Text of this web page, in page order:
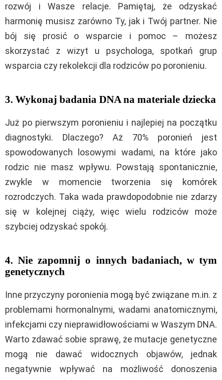
rozwój i Wasze relacje. Pamiętaj, że odzyskać
harmonię musisz zarówno Ty, jak i Twój partner. Nie
bój się prosić o wsparcie i pomoc – możesz
skorzystać z wizyt u psychologa, spotkań grup
wsparcia czy rekolekcji dla rodziców po poronieniu.
3. Wykonaj badania DNA na materiale dziecka
Już po pierwszym poronieniu i najlepiej na początku
diagnostyki. Dlaczego? Aż 70% poronień jest
spowodowanych losowymi wadami, na które jako
rodzic nie masz wpływu. Powstają spontanicznie,
zwykle w momencie tworzenia się komórek
rozrodczych. Taka wada prawdopodobnie nie zdarzy
się w kolejnej ciąży, więc wielu rodziców może
szybciej odzyskać spokój.
4. Nie zapomnij o innych badaniach, w tym
genetycznych
Inne przyczyny poronienia mogą być związane m.in. z
problemami hormonalnymi, wadami anatomicznymi,
infekcjami czy nieprawidłowościami w Waszym DNA.
Warto zdawać sobie sprawę, że mutacje genetyczne
mogą nie dawać widocznych objawów, jednak
negatywnie wpływać na możliwość donoszenia